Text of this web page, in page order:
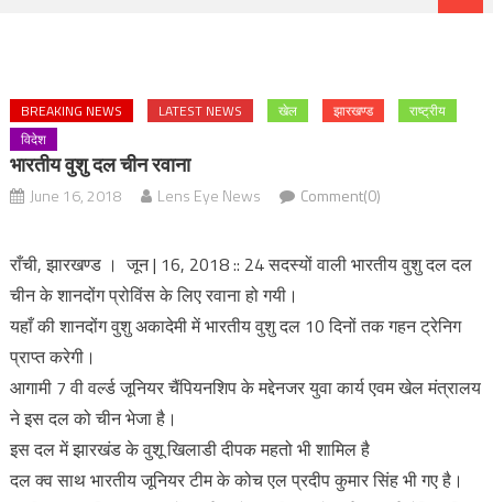
BREAKING NEWS LATEST NEWS खेल झारखण्ड
राष्ट्रीय
विदेश
भारतीय वुशु दल चीन रवाना
June 16, 2018 Lens Eye News Comment(0)
राँची, झारखण्ड । जून | 16, 2018 :: 24 सदस्यों वाली भारतीय वुशु दल दल
चीन के शानदोंग प्रोविंस के लिए रवाना हो गयी।
यहाँ की शानदोंग वुशु अकादेमी में भारतीय वुशु दल 10 दिनों तक गहन ट्रेनिग
प्राप्त करेगी।
आगामी 7 वी वर्ल्ड जूनियर चैंपियनशिप के मद्देनजर युवा कार्य एवम खेल मंत्रालय
ने इस दल को चीन भेजा है।
इस दल में झारखंड के वुशू खिलाडी दीपक महतो भी शामिल है
दल क्व साथ भारतीय जूनियर टीम के कोच एल प्रदीप कुमार सिंह भी गए है।